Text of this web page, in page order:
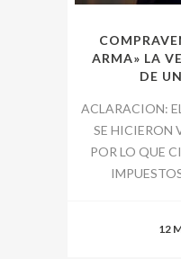
ARMA» LA
DE
ACLARACION:
SE HICIERON
POR LO QUE
12